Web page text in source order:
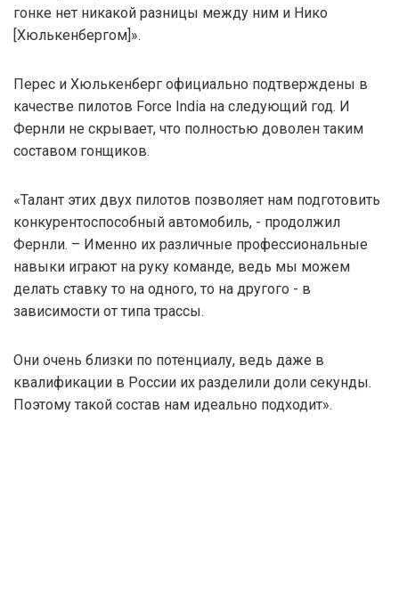
гонке нет никакой разницы между ним и Нико
[Хюлькенбергом]».
Перес и Хюлькенберг официально подтверждены в
качестве пилотов Force India на следующий год. И
Фернли не скрывает, что полностью доволен таким
составом гонщиков.
«Талант этих двух пилотов позволяет нам подготовить
конкурентоспособный автомобиль, - продолжил
Фернли. – Именно их различные профессиональные
навыки играют на руку команде, ведь мы можем
делать ставку то на одного, то на другого - в
зависимости от типа трассы.
Они очень близки по потенциалу, ведь даже в
квалификации в России их разделили доли секунды.
Поэтому такой состав нам идеально подходит».